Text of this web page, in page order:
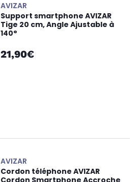
AVIZAR
Support smartphone AVIZAR
Tige 20 cm, Angle Ajustable à
140°
21,90€
AVIZAR
Cordon téléphone AVIZAR